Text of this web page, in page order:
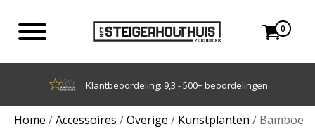
0
Achteraf betalen met Klarna
Home /Accessoires /Overige / Kunstplanten / Bamboe